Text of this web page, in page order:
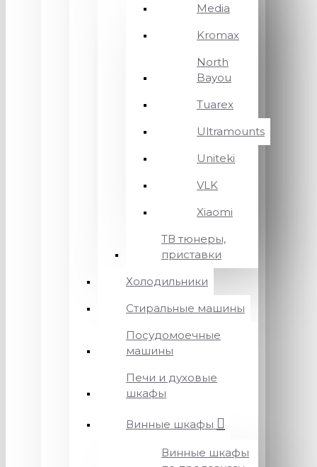
Media
Kromax
North
Bayou
Tuarex
Ultramounts
Uniteki
VLK
Xiaomi
ТВ тюнеры,
приставки
Холодильники
Стиральные машины
Посудомоечные
машины
Печи и духовые
шкафы
Винные шкафы
Винные шкафы